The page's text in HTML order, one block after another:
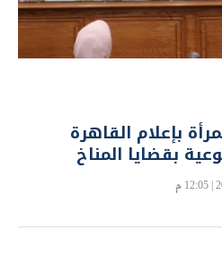
بإعلام القاهرة
بقضايا المناخ